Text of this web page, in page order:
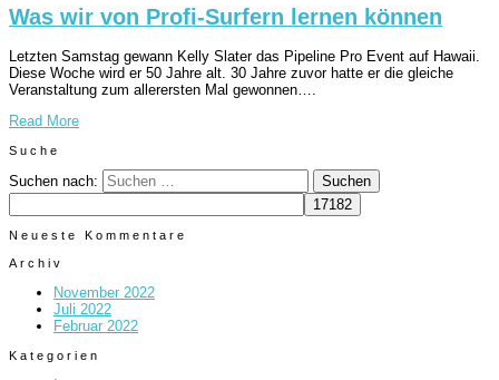
Was wir von Profi-Surfern lernen können
Letzten Samstag gewann Kelly Slater das Pipeline Pro Event auf Hawaii.
Diese Woche wird er 50 Jahre alt. 30 Jahre zuvor hatte er die gleiche
Veranstaltung zum allerersten Mal gewonnen….
Read More
Suche
Suchen nach:
Neueste Kommentare
Archiv
November 2022
Juli 2022
Februar 2022
Kategorien